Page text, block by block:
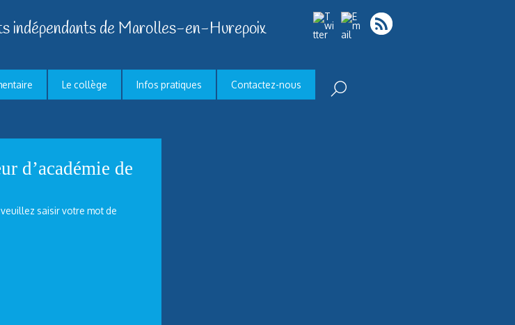
indépendants de Marolles-en-Hurepoix
Le collège Infos pratiques Contactez-nous
d’académie de
saisir votre mot de